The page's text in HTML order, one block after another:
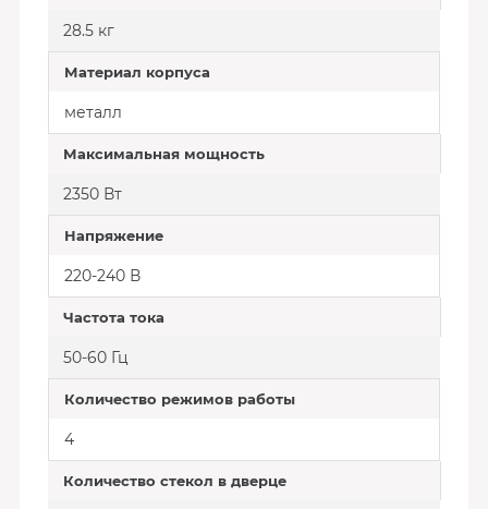
28.5 кг
Материал корпуса
металл
Максимальная мощность
2350 Вт
Напряжение
220-240 В
Частота тока
50-60 Гц
Количество режимов работы
4
Количество стекол в дверце